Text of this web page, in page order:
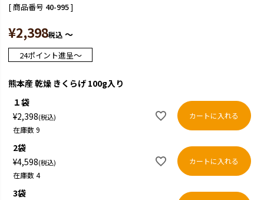
商品番号 40-995
¥2,398税込 〜
24ポイント進呈〜
熊本産 乾燥 きくらげ 100g入り
１袋
¥2,398 税込
在庫数9
カートに入れる
2袋
¥4,598 税込
在庫数4
カートに入れる
3袋